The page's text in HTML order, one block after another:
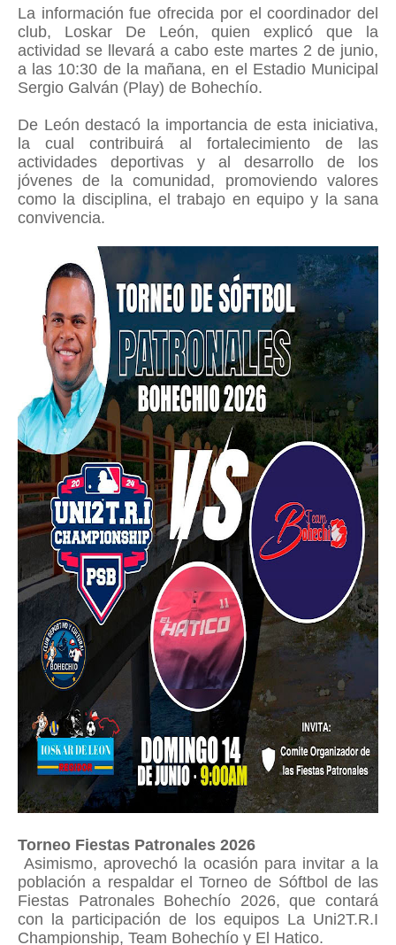
La información fue ofrecida por el coordinador del
club, Loskar De León, quien explicó que la
actividad se llevará a cabo este martes 2 de junio,
a las 10:30 de la mañana, en el Estadio Municipal
Sergio Galván (Play) de Bohechío.
De León destacó la importancia de esta iniciativa,
la cual contribuirá al fortalecimiento de las
actividades deportivas y al desarrollo de los
jóvenes de la comunidad, promoviendo valores
como la disciplina, el trabajo en equipo y la sana
convivencia.
Torneo Fiestas Patronales 2026
Asimismo, aprovechó la ocasión para invitar a la
población a respaldar el Torneo de Sóftbol de las
Fiestas Patronales Bohechío 2026, que contará
con la participación de los equipos La Uni2T.R.I
Championship, Team Bohechío y El Hatico.